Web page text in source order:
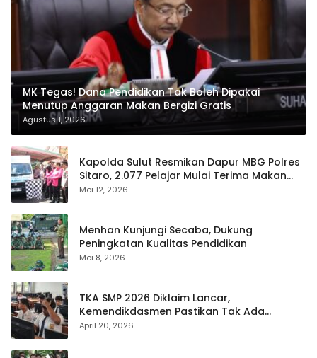
MK Tegas! Dana Pendidikan Tak Boleh Dipakai
Menutup Anggaran Makan Bergizi Gratis
Agustus 1, 2026
Kapolda Sulut Resmikan Dapur MBG Polres
Sitaro, 2.077 Pelajar Mulai Terima Makan
Gratis
Mei 12, 2026
Menhan Kunjungi Secaba, Dukung
Peningkatan Kualitas Pendidikan
Mei 8, 2026
TKA SMP 2026 Diklaim Lancar,
Kemendikdasmen Pastikan Tak Ada
Kebocoran Soal
April 20, 2026